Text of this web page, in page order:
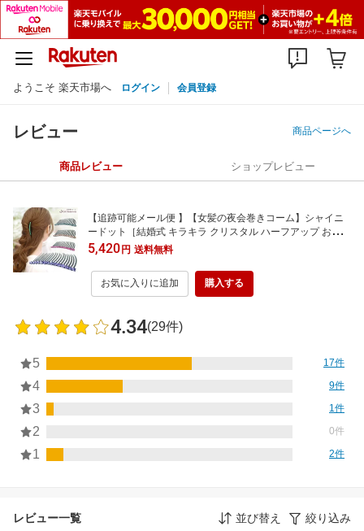
ようこそ 楽天市場へ ログイン 会員登録
レビュー 商品ページへ
商品レビュー ショップレビュー
【追跡可能メール便 】【女髪の夜会巻きコーム】シャイニ
ードット［結婚式 キラキラ クリスタル ハーフアップ お団子
夜会巻き ヘアアクセサリー ヘアアクセ 動画 まとめ髪 ］[MB
L]
5,420円 送料無料
お気に入りに追加 購入する
4.34(29件)
5 17件
4 9件
3 1件
2 0件
1 2件
レビュー一覧 並び替え 絞り込み